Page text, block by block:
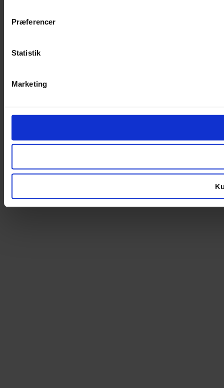
Præferencer
Statistik
Marketing